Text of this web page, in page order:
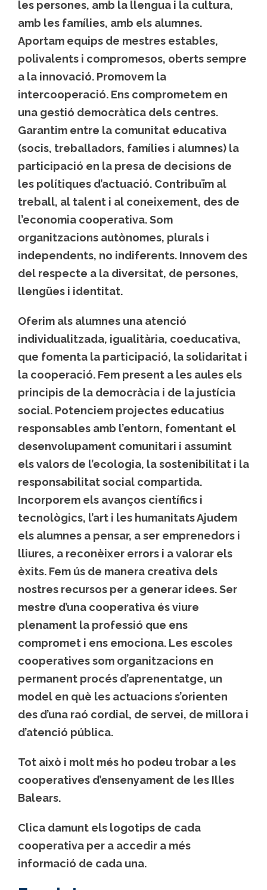
les persones, amb la llengua i la cultura,
amb les famílies, amb els alumnes.
Aportam equips de mestres estables,
polivalents i compromesos, oberts sempre
a la innovació. Promovem la
intercooperació. Ens comprometem en
una gestió democràtica dels centres.
Garantim entre la comunitat educativa
(socis, treballadors, famílies i alumnes) la
participació en la presa de decisions de
les polítiques d’actuació. Contribuïm al
treball, al talent i al coneixement, des de
l’economia cooperativa. Som
organitzacions autònomes, plurals i
independents, no indiferents. Innovem des
del respecte a la diversitat, de persones,
llengües i identitat.
Oferim als alumnes una atenció
individualitzada, igualitària, coeducativa,
que fomenta la participació, la solidaritat i
la cooperació. Fem present a les aules els
principis de la democràcia i de la justícia
social. Potenciem projectes educatius
responsables amb l’entorn, fomentant el
desenvolupament comunitari i assumint
els valors de l’ecologia, la sostenibilitat i la
responsabilitat social compartida.
Incorporem els avanços científics i
tecnològics, l’art i les humanitats Ajudem
els alumnes a pensar, a ser emprenedors i
lliures, a reconèixer errors i a valorar els
èxits. Fem ús de manera creativa dels
nostres recursos per a generar idees. Ser
mestre d’una cooperativa és viure
plenament la professió que ens
compromet i ens emociona. Les escoles
cooperatives som organitzacions en
permanent procés d’aprenentatge, un
model en què les actuacions s’orienten
des d’una raó cordial, de servei, de millora i
d’atenció pública.
Tot això i molt més ho podeu trobar a les
cooperatives d’ensenyament de les Illes
Balears.
Clica damunt els logotips de cada
cooperativa per a accedir a més
informació de cada una.